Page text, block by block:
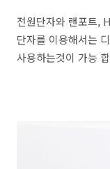
전원단자와 랜포트,
단자를 이용해서는
사용하는것이 가능